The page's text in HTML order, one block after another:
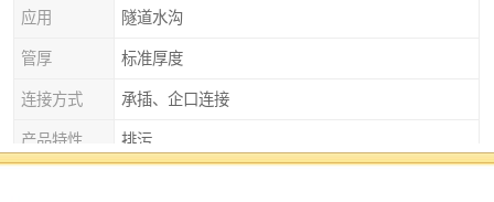
应用 隧道水沟
管厚 标准厚度
连接方式 承插、企口连接
产品特性 排污